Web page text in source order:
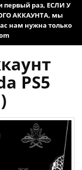
первый раз, ЕСЛИ У
АККАУНТА, мы
нам нужна только
PS5